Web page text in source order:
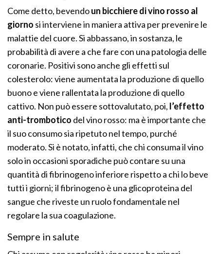
Come detto, bevendoun bicchiere di vino rosso al
giorno si interviene in maniera attiva per prevenire le
malattie del cuore. Si abbassano, in sostanza, le
probabilità di avere a che fare con una patologia delle
coronarie. Positivi sono anche gli effetti sul
colesterolo: viene aumentata la produzione di quello
buono e viene rallentata la produzione di quello
cattivo. Non può essere sottovalutato, poi, l’effetto
anti-trombotico del vino rosso: ma è importante che
il suo consumo sia ripetuto nel tempo, purché
moderato. Si è notato, infatti, che chi consuma il vino
solo in occasioni sporadiche può contare su una
quantità di fibrinogeno inferiore rispetto a chi lo beve
tutti i giorni; il fibrinogeno è una glicoproteina del
sangue che riveste un ruolo fondamentale nel
regolare la sua coagulazione.
Sempre in salute